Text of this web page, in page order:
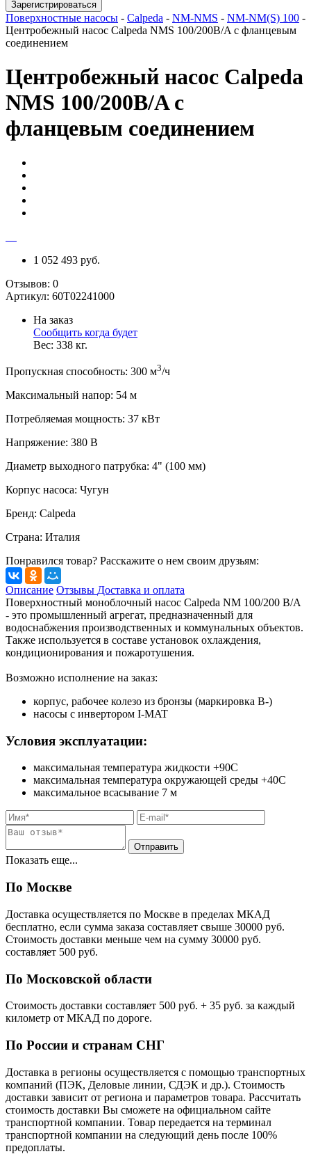
Зарегистрироваться
Поверхностные насосы - Calpeda - NM-NMS - NM-NM(S) 100 -
Центробежный насос Calpeda NMS 100/200B/A с фланцевым
соединением
Центробежный насос Calpeda
NMS 100/200B/A с
фланцевым соединением
1 052 493 руб.
Отзывов: 0
Артикул: 60T02241000
На заказ
Сообщить когда будет
Вес: 338 кг.
Пропускная способность: 300 м3/ч
Максимальный напор: 54 м
Потребляемая мощность: 37 кВт
Напряжение: 380 В
Диаметр выходного патрубка: 4" (100 мм)
Корпус насоса: Чугун
Бренд: Calpeda
Страна: Италия
Понравился товар? Расскажите о нем своим друзьям:
Описание Отзывы Доставка и оплата
Поверхностный моноблочный насос Calpeda NM 100/200 B/A
- это промышленный агрегат, предназначенный для
водоснабжения производственных и коммунальных объектов.
Также используется в составе установок охлаждения,
кондиционирования и пожаротушения.
Возможно исполнение на заказ:
корпус, рабочее колезо из бронзы (маркировка B-)
насосы с инвертором I-MAT
Условия эксплуатации:
максимальная температура жидкости +90С
максимальная температура окружающей среды +40С
максимальное всасывание 7 м
Показать еще...
По Москве
Доставка осуществляется по Москве в пределах МКАД
бесплатно, если сумма заказа составляет свыше 30000 руб.
Стоимость доставки меньше чем на сумму 30000 руб.
cоставляет 500 руб.
По Московской области
Стоимость доставки cоставляет 500 руб. + 35 руб. за каждый
километр от МКАД по дороге.
По России и странам СНГ
Доставка в регионы осуществляется с помощью транспортных
компаний (ПЭК, Деловые линии, СДЭК и др.). Стоимость
доставки зависит от региона и параметров товара. Рассчитать
стоимость доставки Вы сможете на официальном сайте
транспортной компании. Товар передается на терминал
транспортной компании на следующий день после 100%
предоплаты.